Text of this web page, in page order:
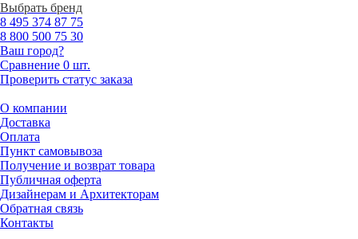
Выбрать бренд
8 495 374 87 75
8 800 500 75 30
Ваш город?
Сравнение 0 шт.
Проверить статус заказа
О компании
Доставка
Оплата
Пункт самовывоза
Получение и возврат товара
Публичная оферта
Дизайнерам и Архитекторам
Обратная связь
Контакты